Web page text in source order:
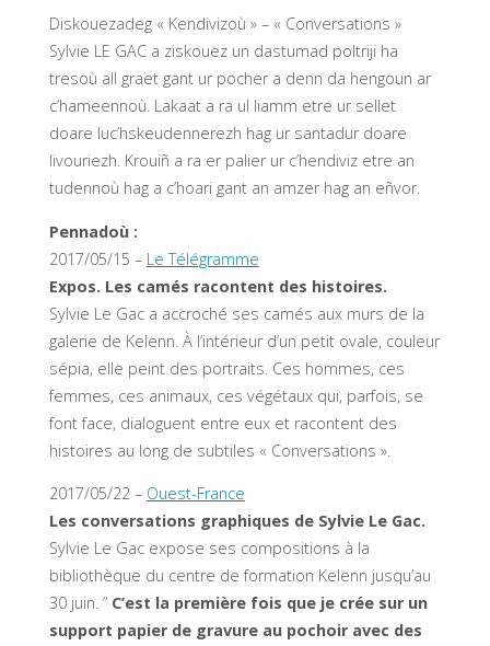
Diskouezadeg « Kendivizoù » – « Conversations »
Sylvie LE GAC a ziskouez un dastumad poltriji ha
tresoù all graet gant ur pocher a denn da hengoun ar
c’hameennoù. Lakaat a ra ul liamm etre ur sellet
doare luc’hskeudennerezh hag ur santadur doare
livouriezh. Krouiñ a ra er palier ur c’hendiviz etre an
tudennoù hag a c’hoari gant an amzer hag an eñvor.
Pennadoù :
2017/05/15 – Le Télégramme
Expos. Les camés racontent des histoires.
Sylvie Le Gac a accroché ses camés aux murs de la
galerie de Kelenn. À l’intérieur d’un petit ovale, couleur
sépia, elle peint des portraits. Ces hommes, ces
femmes, ces animaux, ces végétaux qui, parfois, se
font face, dialoguent entre eux et racontent des
histoires au long de subtiles « Conversations ».
2017/05/22 – Ouest-France
Les conversations graphiques de Sylvie Le Gac.
Sylvie Le Gac expose ses compositions à la
bibliothèque du centre de formation Kelenn jusqu’au
30 juin. ” C’est la première fois que je crée sur un
support papier de gravure au pochoir avec des